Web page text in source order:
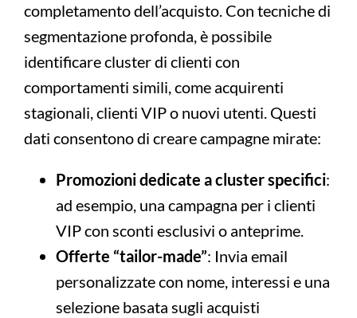
completamento dell’acquisto. Con tecniche di
segmentazione profonda, è possibile
identificare cluster di clienti con
comportamenti simili, come acquirenti
stagionali, clienti VIP o nuovi utenti. Questi
dati consentono di creare campagne mirate:
Promozioni dedicate a cluster specifici:
ad esempio, una campagna per i clienti
VIP con sconti esclusivi o anteprime.
Offerte “tailor-made”: Invia email
personalizzate con nome, interessi e una
selezione basata sugli acquisti